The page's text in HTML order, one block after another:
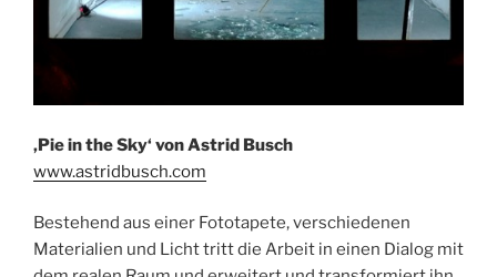
‚Pie in the Sky‘ von Astrid Busch
www.astridbusch.com
Bestehend aus einer Fototapete, verschiedenen
Materialien und Licht tritt die Arbeit in einen Dialog mit